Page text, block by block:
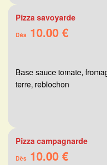
Pizza savoyarde
Dès 10.00 €
Base sauce tomate,
terre, reblochon
Pizza campagnarde
Dès 10.00 €